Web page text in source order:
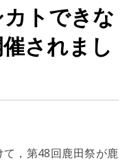
トできな
されまし
，第48回鹿田祭が鹿